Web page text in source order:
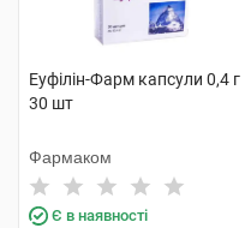
Еуфілін-Фарм капсули 0,4 г
30 шт
Фармаком
Є в наявності